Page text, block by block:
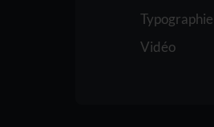
Typographie
Vidéo